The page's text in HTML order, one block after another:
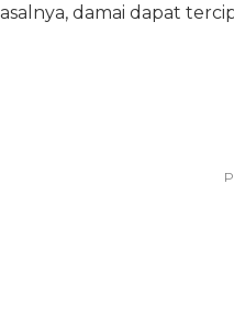
damai dapat